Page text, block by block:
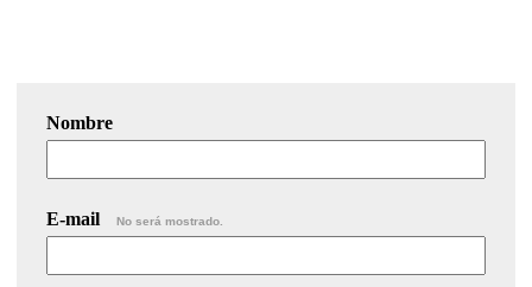
Nombre
E-mail No será mostrado.